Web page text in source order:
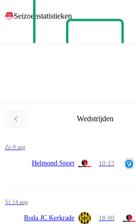
Seizoenstatistieken
Wedstrijden
zo 9 aug
Helmond Sport 10:15
vr 14 aug
Roda JC Kerkrade 18:00